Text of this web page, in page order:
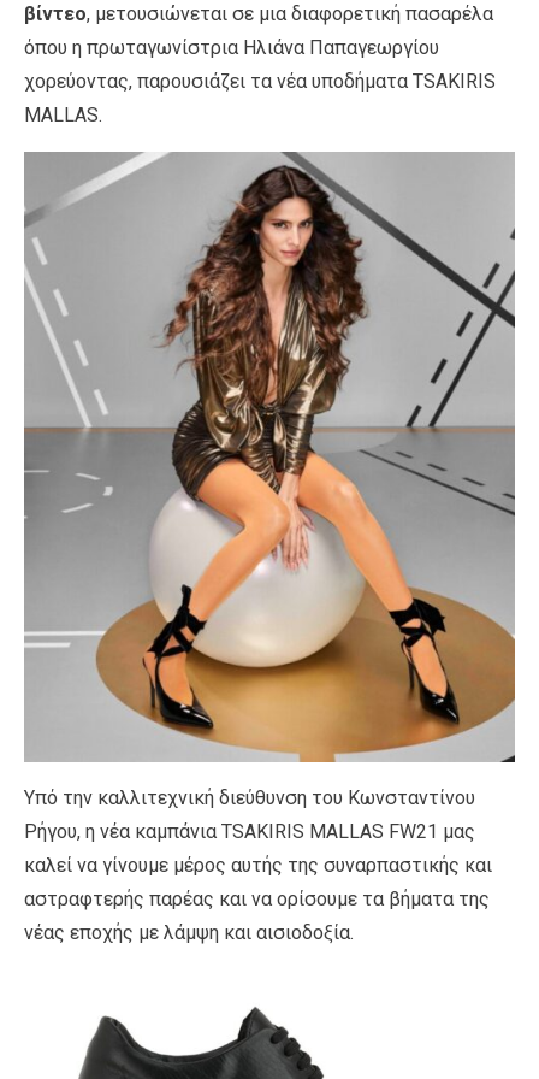
βίντεο, μετουσιώνεται σε μια διαφορετική πασαρέλα
όπου η πρωταγωνίστρια Ηλιάνα Παπαγεωργίου
χορεύοντας, παρουσιάζει τα νέα υποδήματα TSAKIRIS
MALLAS.
Υπό την καλλιτεχνική διεύθυνση του Κωνσταντίνου
Ρήγου, η νέα καμπάνια TSAKIRIS MALLAS FW21 μας
καλεί να γίνουμε μέρος αυτής της συναρπαστικής και
αστραφτερής παρέας και να ορίσουμε τα βήματα της
νέας εποχής με λάμψη και αισιοδοξία.